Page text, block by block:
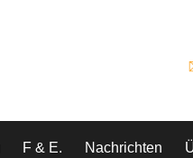
F & E. Nachrichten